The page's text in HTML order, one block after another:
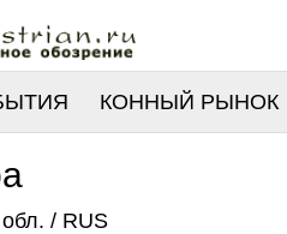
КОННЫЙ РЫНОК
/ RUS